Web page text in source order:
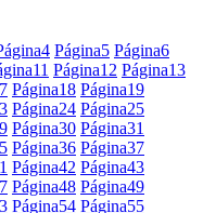
4 Página5 Página6
11 Página12 Página13
Página18 Página19
Página24 Página25
Página30 Página31
Página36 Página37
Página42 Página43
Página48 Página49
Página54 Página55